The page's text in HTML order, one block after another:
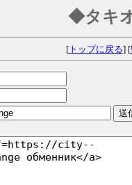
◆タキ
[トップに戻る] [